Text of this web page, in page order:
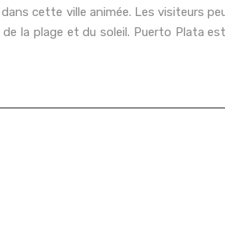
cette ville animée. Les visiteurs
la plage et du soleil. Puerto Plata